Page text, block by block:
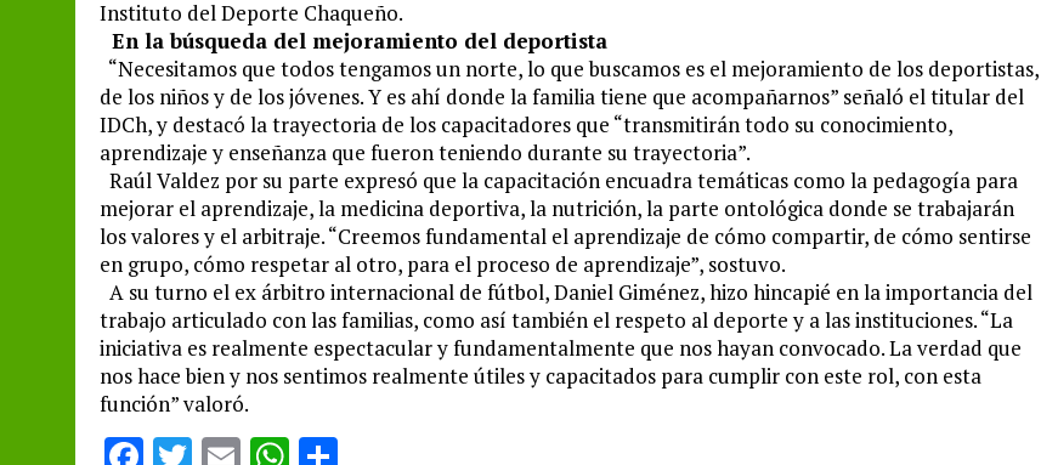
Instituto del Deporte Chaqueño.
En la búsqueda del mejoramiento del deportista
“Necesitamos que todos tengamos un norte, lo que buscamos es el mejoramiento de los deportistas,
de los niños y de los jóvenes. Y es ahí donde la familia tiene que acompañarnos” señaló el titular del
IDCh, y destacó la trayectoria de los capacitadores que “transmitirán todo su conocimiento,
aprendizaje y enseñanza que fueron teniendo durante su trayectoria”.
Raúl Valdez por su parte expresó que la capacitación encuadra temáticas como la pedagogía para
mejorar el aprendizaje, la medicina deportiva, la nutrición, la parte ontológica donde se trabajarán
los valores y el arbitraje. “Creemos fundamental el aprendizaje de cómo compartir, de cómo sentirse
en grupo, cómo respetar al otro, para el proceso de aprendizaje”, sostuvo.
A su turno el ex árbitro internacional de fútbol, Daniel Giménez, hizo hincapié en la importancia del
trabajo articulado con las familias, como así también el respeto al deporte y a las instituciones. “La
iniciativa es realmente espectacular y fundamentalmente que nos hayan convocado. La verdad que
nos hace bien y nos sentimos realmente útiles y capacitados para cumplir con este rol, con esta
función” valoró.